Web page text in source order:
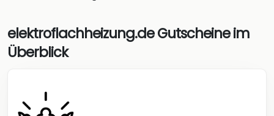
elektroflachheizung.de Gutscheine im
Überblick